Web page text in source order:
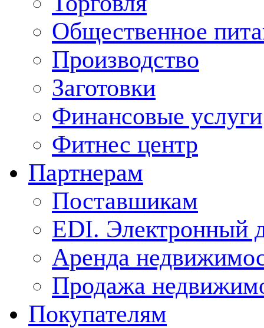
Общественное
Производство
Заготовки
Финансовые услуги
Фитнес центр
Партнерам
Поставшикам
EDI. Электронный
Аренда
Продажа
Покупателям